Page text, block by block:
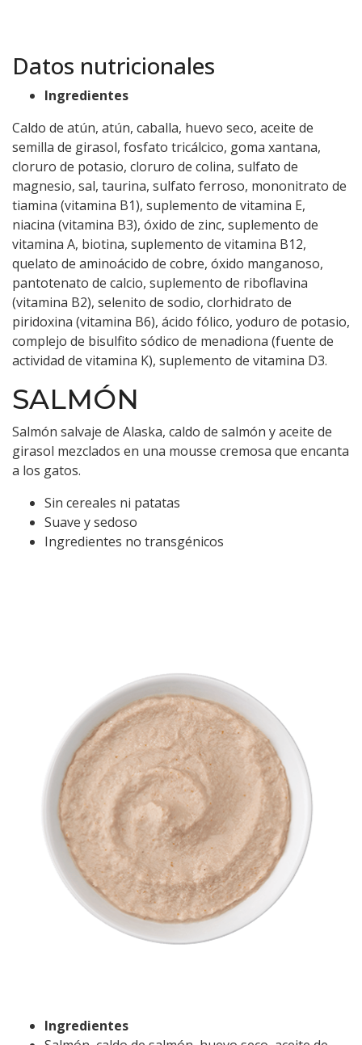
Datos nutricionales
Ingredientes
Caldo de atún, atún, caballa, huevo seco, aceite de
semilla de girasol, fosfato tricálcico, goma xantana,
cloruro de potasio, cloruro de colina, sulfato de
magnesio, sal, taurina, sulfato ferroso, mononitrato de
tiamina (vitamina B1), suplemento de vitamina E,
niacina (vitamina B3), óxido de zinc, suplemento de
vitamina A, biotina, suplemento de vitamina B12,
quelato de aminoácido de cobre, óxido manganoso,
pantotenato de calcio, suplemento de riboflavina
(vitamina B2), selenito de sodio, clorhidrato de
piridoxina (vitamina B6), ácido fólico, yoduro de potasio,
complejo de bisulfito sódico de menadiona (fuente de
actividad de vitamina K), suplemento de vitamina D3.
SALMÓN
Salmón salvaje de Alaska, caldo de salmón y aceite de
girasol mezclados en una mousse cremosa que encanta
a los gatos.
Sin cereales ni patatas
Suave y sedoso
Ingredientes no transgénicos
Ingredientes